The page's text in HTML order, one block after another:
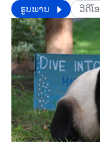
​​ຮູບພາບ ວີດີໂອ